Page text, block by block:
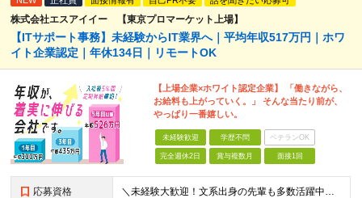
株式会社エスアイイー 【東京プロマーケット上場】
【ITサポート事務】未経験からIT業界へ｜平均年収517万円｜ホワ
イト企業認定｜年休134日｜リモートOK
【上場企業×ホワイト認定企業】 「働きながら、
お給料も上がっていく。」 そんな当たり前が、
やっぱり一番嬉しい。
未経験歓迎 学歴不問 ベテランOK
完全週休2日 賞与複数月 面接1回
応募資格 ＼未経験大歓迎！文系出身の先輩も多数活躍中／ ◆PCスキルに自信のない方も歓迎 ◆完全未経験OK ◆社会人デビューもOK ◆学歴不問 「働きながら少しずつ専門スキルを身につけたい」という意欲重視の採